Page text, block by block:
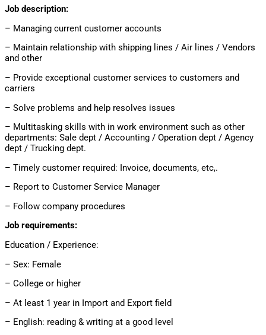
Job description:
– Managing current customer accounts
– Maintain relationship with shipping lines / Air lines / Vendors
and other
– Provide exceptional customer services to customers and
carriers
– Solve problems and help resolves issues
– Multitasking skills with in work environment such as other
departments: Sale dept / Accounting / Operation dept / Agency
dept / Trucking dept.
– Timely customer required: Invoice, documents, etc,.
– Report to Customer Service Manager
– Follow company procedures
Job requirements:
Education / Experience:
– Sex: Female
– College or higher
– At least 1 year in Import and Export field
– English: reading & writing at a good level